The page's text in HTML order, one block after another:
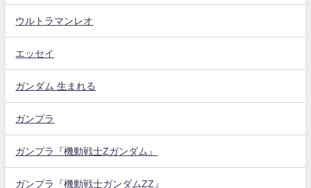
ウルトラマンレオ
エッセイ
ガンダム 生まれる
ガンプラ
ガンプラ『機動戦士Zガンダム』
ガンプラ『機動戦士ガンダムZZ』